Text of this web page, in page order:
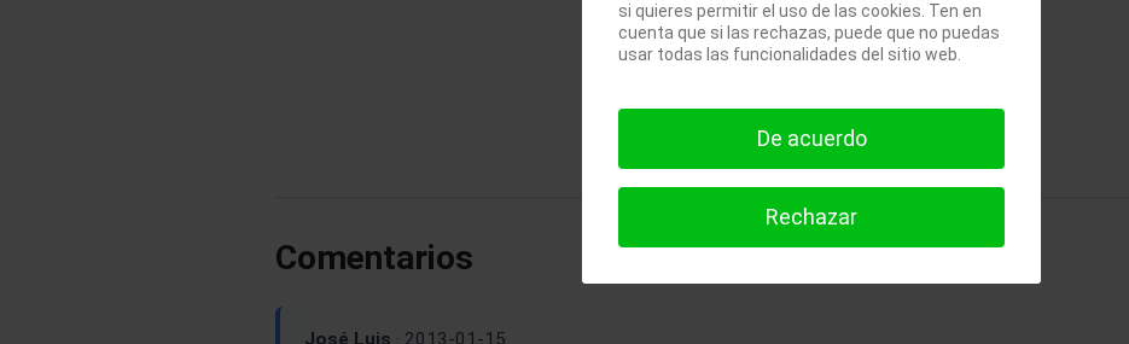
Comentarios
José Luis · 2013-01-15
si quieres permitir el uso de las cookies. Ten en
cuenta que si las rechazas, puede que no puedas
usar todas las funcionalidades del sitio web.
De acuerdo
Rechazar